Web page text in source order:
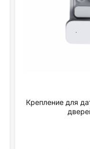
Крепление для